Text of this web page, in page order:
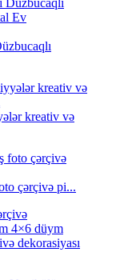
kreativ və
çərçivə pi...
dekorasiyası